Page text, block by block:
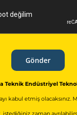
Gönder
Teknik Endüstriyel
kabul etmiş olacaksınız.